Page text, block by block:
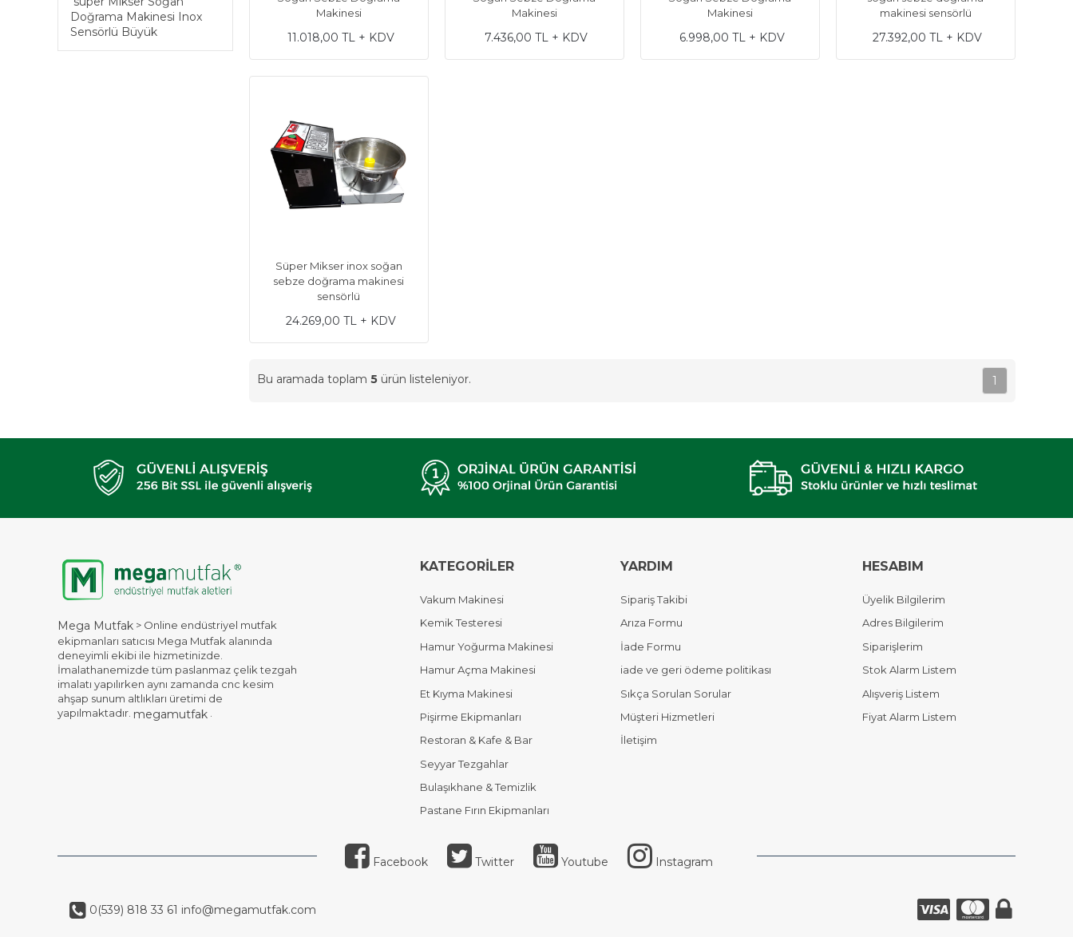
Doğrama Makinesi Inox
Sensörlü Büyük
Makinesi
11.018,00 TL + KDV
Makinesi
7.436,00 TL + KDV
Makinesi
6.998,00 TL + KDV
makinesi sensörlü
27.392,00 TL + KDV
Süper Mikser inox soğan
sebze doğrama makinesi
sensörlü
24.269,00 TL + KDV
Bu aramada toplam 5 ürün listeleniyor. 1
Mega Mutfak > Online endüstriyel mutfak
ekipmanları satıcısı Mega Mutfak alanında
deneyimli ekibi ile hizmetinizde.
İmalathanemizde tüm paslanmaz çelik tezgah
imalatı yapılırken aynı zamanda cnc kesim
ahşap sunum altlıkları üretimi de
yapılmaktadır. megamutfak .
KATEGORİLER
Vakum Makinesi
Kemik Testeresi
Hamur Yoğurma Makinesi
Hamur Açma Makinesi
Et Kıyma Makinesi
Pişirme Ekipmanları
Restoran & Kafe & Bar
Seyyar Tezgahlar
Bulaşıkhane & Temizlik
Pastane Fırın Ekipmanları
YARDIM
Sipariş Takibi
Arıza Formu
İade Formu
iade ve geri ödeme politikası
Sıkça Sorulan Sorular
Müşteri Hizmetleri
İletişim
HESABIM
Üyelik Bilgilerim
Adres Bilgilerim
Siparişlerim
Stok Alarm Listem
Alışveriş Listem
Fiyat Alarm Listem
Facebook Twitter Youtube Instagram
0(539) 818 33 61 info@megamutfak.com